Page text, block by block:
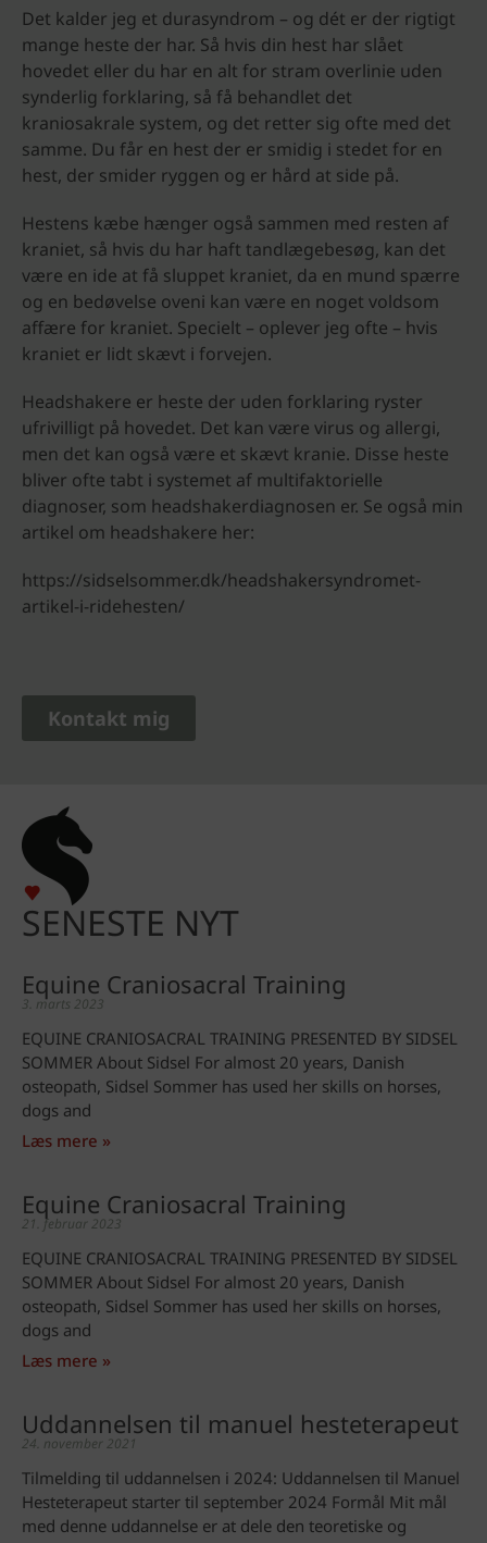
Det kalder jeg et durasyndrom – og dét er der rigtigt
mange heste der har. Så hvis din hest har slået
hovedet eller du har en alt for stram overlinie uden
synderlig forklaring, så få behandlet det
kraniosakrale system, og det retter sig ofte med det
samme. Du får en hest der er smidig i stedet for en
hest, der smider ryggen og er hård at side på.
Hestens kæbe hænger også sammen med resten af
kraniet, så hvis du har haft tandlægebesøg, kan det
være en ide at få sluppet kraniet, da en mund spærre
og en bedøvelse oveni kan være en noget voldsom
affære for kraniet. Specielt – oplever jeg ofte – hvis
kraniet er lidt skævt i forvejen.
Headshakere er heste der uden forklaring ryster
ufrivilligt på hovedet. Det kan være virus og allergi,
men det kan også være et skævt kranie. Disse heste
bliver ofte tabt i systemet af multifaktorielle
diagnoser, som headshakerdiagnosen er. Se også min
artikel om headshakere her:
https://sidselsommer.dk/headshakersyndromet-
artikel-i-ridehesten/
Kontakt mig
SENESTE NYT
Equine Craniosacral Training
3. marts 2023
EQUINE CRANIOSACRAL TRAINING PRESENTED BY SIDSEL
SOMMER About Sidsel For almost 20 years, Danish
osteopath, Sidsel Sommer has used her skills on horses,
dogs and
Læs mere »
Equine Craniosacral Training
21. februar 2023
EQUINE CRANIOSACRAL TRAINING PRESENTED BY SIDSEL
SOMMER About Sidsel For almost 20 years, Danish
osteopath, Sidsel Sommer has used her skills on horses,
dogs and
Læs mere »
Uddannelsen til manuel hesteterapeut
24. november 2021
Tilmelding til uddannelsen i 2024: Uddannelsen til Manuel
Hesteterapeut starter til september 2024 Formål Mit mål
med denne uddannelse er at dele den teoretiske og